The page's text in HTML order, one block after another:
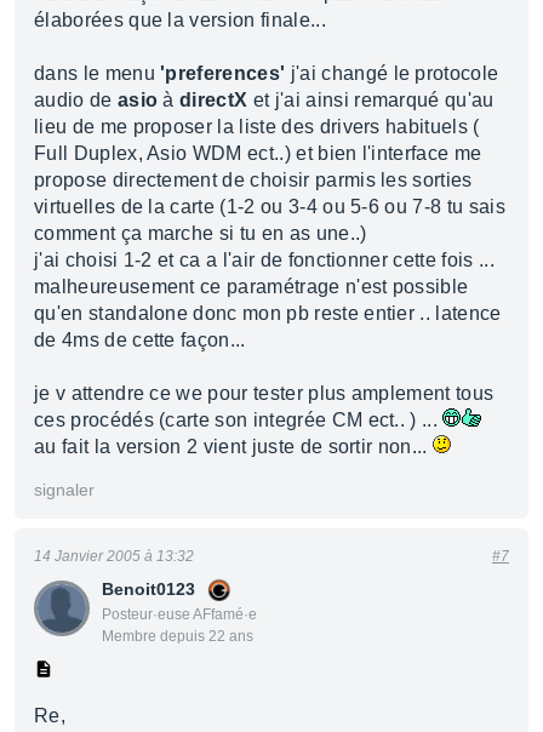
élaborées que la version finale...
dans le menu'preferences' j'ai changé le protocole
audio de asio àdirectX et j'ai ainsi remarqué qu'au
lieu de me proposer la liste des drivers habituels (
Full Duplex, Asio WDM ect..) et bien l'interface me
propose directement de choisir parmis les sorties
virtuelles de la carte (1-2 ou 3-4 ou 5-6 ou 7-8 tu sais
comment ça marche si tu en as une..)
j'ai choisi 1-2 et ca a l'air de fonctionner cette fois ...
malheureusement ce paramétrage n'est possible
qu'en standalone donc mon pb reste entier .. latence
de 4ms de cette façon...
je v attendre ce we pour tester plus amplement tous
ces procédés (carte son integrée CM ect.. ) ...
au fait la version 2 vient juste de sortir non...
signaler
Benoit0123
Posteur·euse AFfamé·e
Membre depuis 22 ans
14 Janvier 2005 à 13:32 #7
Re,